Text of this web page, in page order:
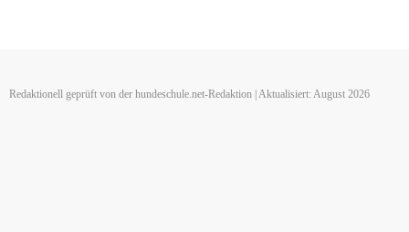
Redaktionell geprüft von der hundeschule.net-Redaktion | Aktualisiert: August 2026